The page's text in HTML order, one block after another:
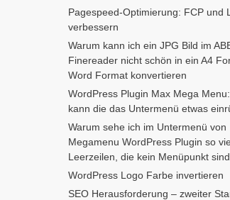
Pagespeed-Optimierung: FCP und
verbessern
Warum kann ich ein JPG Bild im
Finereader nicht schön in ein A4
Word Format konvertieren
WordPress Plugin Max Mega
kann die das Untermenü etwas
Warum sehe ich im Untermenü von
Megamenu WordPress Plugin so
Leerzeilen, die kein Menüpunkt sind
WordPress Logo Farbe invertieren
SEO Herausforderung – zweiter